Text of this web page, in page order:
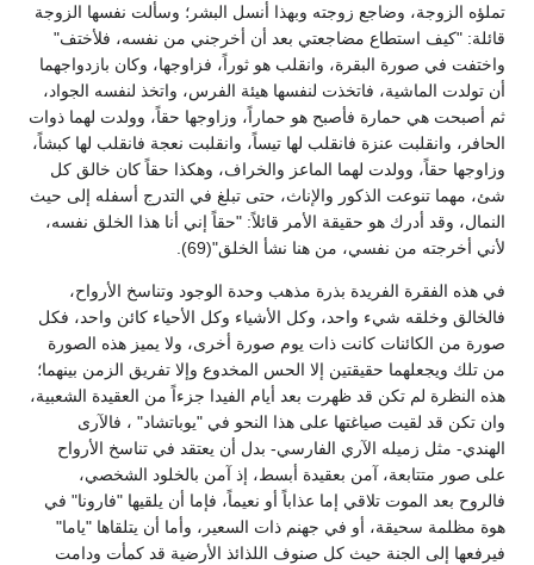
تملؤه الزوجة، وضاجع زوجته وبهذا أنسل البشر؛ وسألت نفسها الزوجة
قائلة: "كيف استطاع مضاجعتي بعد أن أخرجني من نفسه، فلأختف"
واختفت في صورة البقرة، وانقلب هو ثوراً، فزاوجها، وكان بازدواجهما
أن تولدت الماشية، فاتخذت لنفسها هيئة الفرس، واتخذ لنفسه الجواد،
ثم أصبحت هي حمارة فأصبح هو حماراً، وزاوجها حقاً، وولدت لهما ذوات
الحافر، وانقلبت عنزة فانقلب لها تيساً، وانقلبت نعجة فانقلب لها كبشاً،
وزاوجها حقاً، وولدت لهما الماعز والخراف، وهكذا حقاً كان خالق كل
شئ، مهما تنوعت الذكور والإناث، حتى تبلغ في التدرج أسفله إلى حيث
النمال، وقد أدرك هو حقيقة الأمر قائلاً: "حقاً إني أنا هذا الخلق نفسه،
لأني أخرجته من نفسي، من هنا نشأ الخلق"(69).
في هذه الفقرة الفريدة بذرة مذهب وحدة الوجود وتناسخ الأرواح،
فالخالق وخلقه شيء واحد، وكل الأشياء وكل الأحياء كائن واحد، فكل
صورة من الكائنات كانت ذات يوم صورة أخرى، ولا يميز هذه الصورة
من تلك ويجعلهما حقيقتين إلا الحس المخدوع وإلا تفريق الزمن بينهما؛
هذه النظرة لم تكن قد ظهرت بعد أيام الفيدا جزءاً من العقيدة الشعبية،
وان تكن قد لقيت صياغتها على هذا النحو في "يوباتشاد" ، فالآرى
الهندي- مثل زميله الآري الفارسي- بدل أن يعتقد في تناسخ الأرواح
على صور متتابعة، آمن بعقيدة أبسط، إذ آمن بالخلود الشخصي،
فالروح بعد الموت تلاقي إما عذاباً أو نعيماً، فإما أن يلقيها "فارونا" في
هوة مظلمة سحيقة، أو في جهنم ذات السعير، وأما أن يتلقاها "ياما"
فيرفعها إلى الجنة حيث كل صنوف اللذائذ الأرضية قد كمأت ودامت